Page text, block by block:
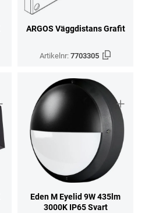
ARGOS Väggdistans Grafit
Artikelnr:7703305
Eden M Eyelid 9W 435lm
3000K IP65 Svart